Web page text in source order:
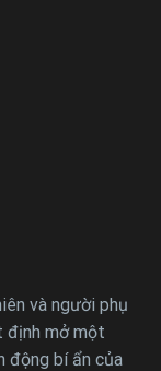
và người phụ
định mở một
động bí ẩn của